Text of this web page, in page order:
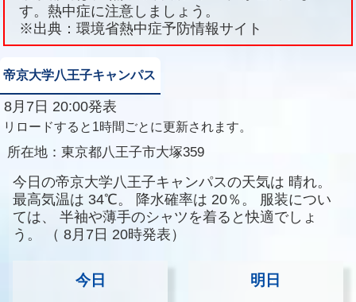
す。熱中症に注意しましょう。
※出典：環境省熱中症予防情報サイト
帝京大学八王子キャンパス
8月7日 20:00発表
リロードすると1時間ごとに更新されます。
所在地： 東京都八王子市大塚359
今日の帝京大学八王子キャンパスの天気は 晴れ。
最高気温は 34℃。 降水確率は 20％。
服装につい
ては、
半袖や薄手のシャツを着ると快適でしょ
う。
（ 8月7日 20時発表）
今日 明日